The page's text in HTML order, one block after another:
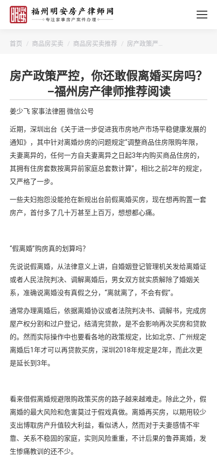
您的位置：
首页 商品房买卖 商品房买卖推荐 房产政策严…
房产政策严控，你还敢假离婚买房吗？
–福州房产律师推荐阅读
姜少飞 家事法律圈 微信公号
近期，深圳出台《关于进一步促进我市房地产市场平稳健康发展的
通知》，其中针对离婚炒房的问题规定“调整商品住房限购年限，
夫妻离异的，任何一方自夫妻离异之日起3年内购买商品住房的，
其拥有住房套数按离异前家庭总套数计算”，相比之前2年的规定，
又严格了一步。
一些夫妇抱怨没能抢在新规出台前假离婚买房，现在想再购置一套
房产，首付多了几十万甚至上百万，想想都心痛。
“假离婚”购房真的划算吗？
先说说假离婚，从法律意义上讲，自婚姻登记管理机关发给离婚证
或者人民法院判决、调解离婚后，男女双方就实质解除了婚姻关
系，准确说离婚没有真假之分，“离就离了，不会有假”。
通常办理离婚后，依据离婚协议或者法院判决书、调解书，完成房
屋产权分割和过户登记，结清完贷款，是不会影响再次买房和贷款
的。然而实际操作中也要看各地的政策规定，比如北京、广州规定
离婚后1年才可以再贷款买房，深圳2018年规定是2年，而此次更
是延长到3年。
看来借假离婚规避限购政策买房的路子越来越难走。除此之外，假
离婚的最大风险和危害莫过于假戏真做。离婚再买房，以期用较少
支出博取房产升值较大利益，看似诱人，然而对于夫妻感情不牢
靠、关系不稳固的家庭，实则风险重重，不计后果的鲁莽离婚，发
生惨痛教训的还不少。